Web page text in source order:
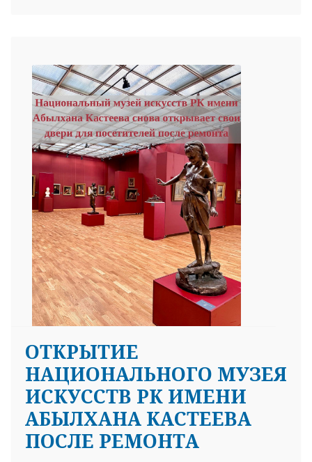
ОТКРЫТИЕ
НАЦИОНАЛЬНОГО МУЗЕЯ
ИСКУССТВ РК ИМЕНИ
АБЫЛХАНА КАСТЕЕВА
ПОСЛЕ РЕМОНТА